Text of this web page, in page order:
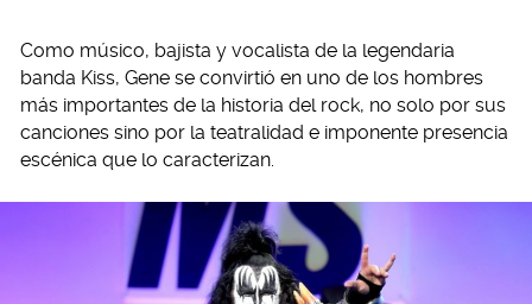
Como músico, bajista y vocalista de la legendaria
banda Kiss, Gene se convirtió en uno de los hombres
más importantes de la historia del rock, no solo por sus
canciones sino por la teatralidad e imponente presencia
escénica que lo caracterizan.